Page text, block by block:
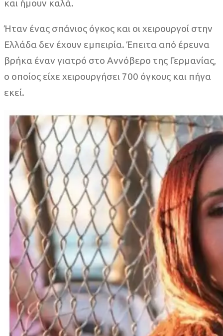
και ήμουν καλά.
Ήταν ένας σπάνιος όγκος και οι χειρουργοί στην
Ελλάδα δεν έχουν εμπειρία. Έπειτα από έρευνα
βρήκα έναν γιατρό στο Αννόβερο της Γερμανίας,
ο οποίος είχε χειρουργήσει 700 όγκους και πήγα
εκεί.